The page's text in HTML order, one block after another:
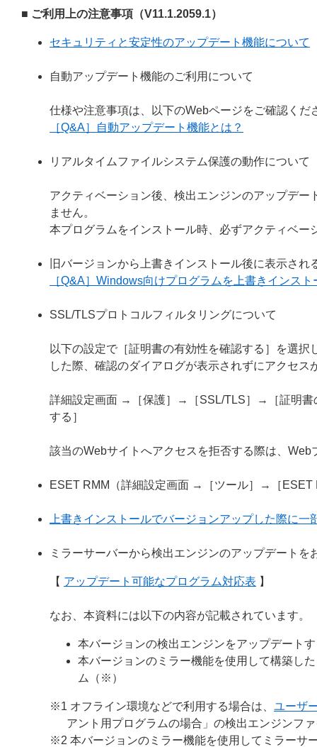
■ ご利用上の注意事項（V11.1.2059.1）
セキュリティと安定性のアップデート機能について
自動アップデート機能のご利用について
仕様や注意事項は、以下のWebページをご確認くだ
［Q&A］自動アップデート機能とは？
リアルタイムファイルシステム保護の動作について
アクティベーション後、検出エンジンのアップデ
ません。
本プログラムをインストール時、必ずアクティベ
旧バージョンから上書きインストール後に表示され
［Q&A］Windows向けプログラムを上書きインス
SSL/TLSプロトコルフィルタリングについて
以下の設定で［証明書の有効性を確認する］を選
した際、確認のダイアログが表示されずにアクセス
詳細設定画面 →［保護］→［SSL/TLS］→［証明書
する］
該当のWebサイトへアクセスを拒否する際は、
ESET RMM（詳細設定画面 →［ツール］→［ESET
上書きインストールでバージョンアップした際に一
ミラーサーバーから検出エンジンのアップデート
【 アップデート可能なプログラム対応表 】
なお、本資料には以下の内容が記載されています。
本バージョンの検出エンジンをアップデート
本バージョンのミラー機能を使用して構築し
ム（※）
※1 オフライン環境などで利用する場合は、 ユーザ
アント用プログラムの場合」の検出エンジンフ
※2 本バージョンのミラー機能を使用してミラーサ